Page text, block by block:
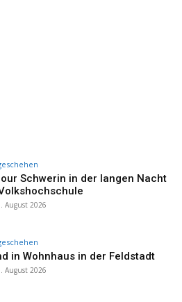
Schwerin in der langen Nacht
August 2026
in Wohnhaus in der Feldstadt
August 2026